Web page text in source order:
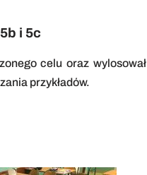
i 5c
celu oraz wylosował
przykładów.